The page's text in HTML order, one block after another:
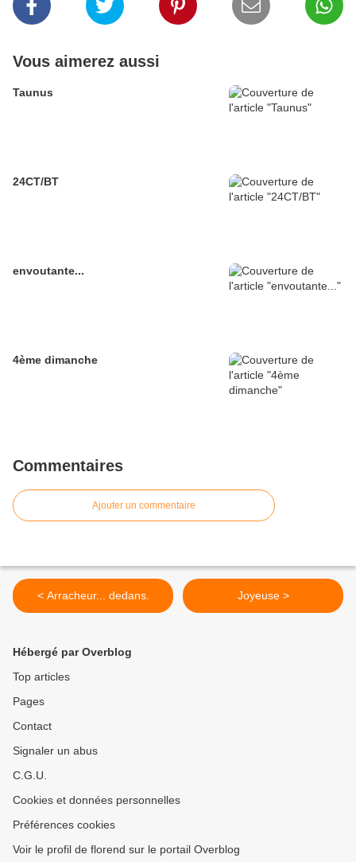
Vous aimerez aussi
Taunus
24CT/BT
envoutante...
4ème dimanche
Commentaires
Ajouter un commentaire
< Arracheur... dedans. Joyeuse >
Hébergé par Overblog
Top articles
Pages
Contact
Signaler un abus
C.G.U.
Cookies et données personnelles
Préférences cookies
Voir le profil de florend sur le portail Overblog